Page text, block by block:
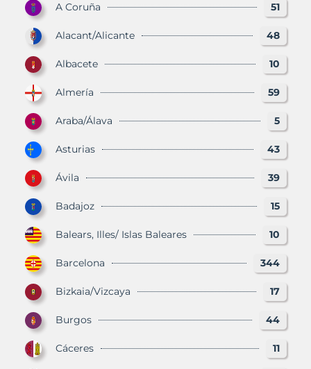
A Coruña 51
Alacant/Alicante 48
Albacete 10
Almería 59
Araba/Álava 5
Asturias 43
Ávila 39
Badajoz 15
Balears, Illes/ Islas Baleares 10
Barcelona 344
Bizkaia/Vizcaya 17
Burgos 44
Cáceres 11